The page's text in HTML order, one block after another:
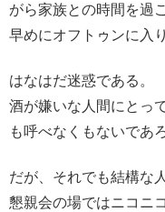
がら家族との時間を過
早めにオフトゥンに入
はなはだ迷惑である。
酒が嫌いな人間にとっ
も呼べなくもないであ
だが、それでも結構な
懇親会の場ではニコニ